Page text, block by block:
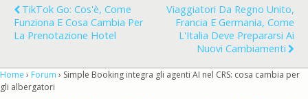
TikTok Go: Cos'è, Come
Funziona E Cosa Cambia Per
La Prenotazione Hotel
Viaggiatori Da Regno Unito,
Francia E Germania, Come
L'Italia Deve Prepararsi Ai
Nuovi Cambiamenti
Home › Forum › Simple Booking integra gli agenti AI nel CRS: cosa cambia per
gli albergatori